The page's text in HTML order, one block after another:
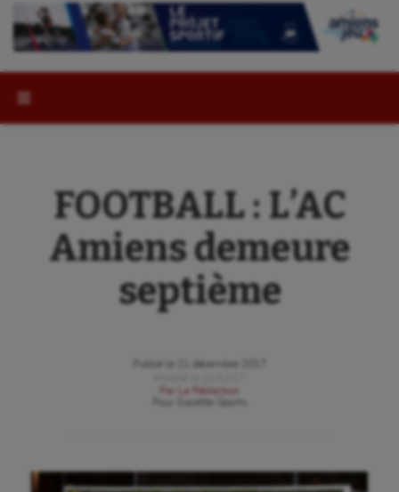
FOOTBALL : L’AC
Amiens demeure
septième
Publié le
21 décembre 2017
Par
La Rédaction
Gazette Sports